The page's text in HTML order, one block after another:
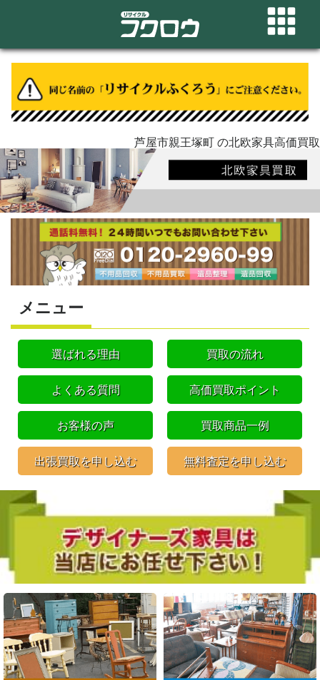
芦屋市親王塚町 の北欧家具高価買取
メニュー
選ばれる理由 買取の流れ
よくある質問 高価買取ポイント
お客様の声 買取商品一例
出張買取を申し込む 無料査定を申し込む